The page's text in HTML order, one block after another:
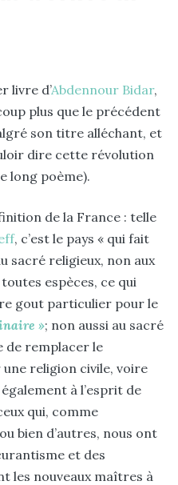
livre d’Abdennour Bidar,
plus que le précédent
son titre alléchant, et
dire cette révolution
long poème).
de la France : telle
, c’est le pays « qui fait
sacré religieux, non aux
espèces, ce qui
gout particulier pour le
»; non aussi au sacré
de remplacer le
religion civile, voire
à l’esprit de
qui, comme
bien d’autres, nous ont
et des
les nouveaux maîtres à